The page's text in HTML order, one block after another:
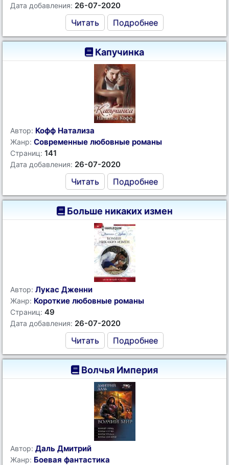
Дата добавления: 26-07-2020
Читать Подробнее
Капучинка
Автор: Кофф Натализа
Жанр: Современные любовные романы
Страниц: 141
Дата добавления: 26-07-2020
Читать Подробнее
Больше никаких измен
Автор: Лукас Дженни
Жанр: Короткие любовные романы
Страниц: 49
Дата добавления: 26-07-2020
Читать Подробнее
Волчья Империя
Автор: Даль Дмитрий
Жанр: Боевая фантастика